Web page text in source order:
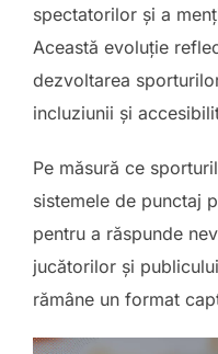
spectatorilor și a
Această evoluție
dezvoltarea
incluziunii și
Pe măsură ce
sistemele de punctaj
pentru a răspunde
jucătorilor și
rămâne un format